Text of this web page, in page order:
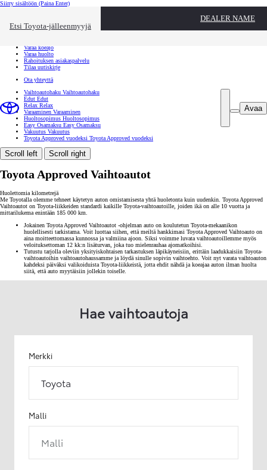
Siirry sisältöön (Paina Enter)
Etsi Toyota-jälleenmyyjä
DEALER NAME
Toyota palvelee Sulje
Varaa koeajo
Varaa huolto
Rahoituksen asiakaspalvelu
Tilaa uutiskirje
Ota yhteyttä
Avaa
Vaihtoautohaku Vaihtoautohaku
Edut Edut
Relax Relax
Varaaminen Varaaminen
Huoltosopimus Huoltosopimus
Easy Osamaksu Easy Osamaksu
Vakuutus Vakuutus
Toyota Approved vuodeksi Toyota Approved vuodeksi
Scroll left Scroll right
Toyota Approved Vaihtoautot
Huolettomia kilometrejä
Me Toyotalla olemme tehneet käytetyn auton omistamisesta yhtä huoletonta kuin uudenkin. Toyota Approved
Vaihtoautot on Toyota-liikkeiden standardi kaikille Toyota-vaihtoautoille, joiden ikä on alle 10 vuotta ja
mittarilukema enintään 185 000 km.
Jokainen Toyota Approved Vaihtoautot -ohjelman auto on koulutetun Toyota-mekaanikon
huolellisesti tarkistama. Voit luottaa siihen, että meiltä hankkimasi Toyota Approved Vaihtoauto on
aina moitteettomassa kunnossa ja valmiina ajoon. Siksi voimme luvata vaihtoautoillemme myös
veloituksettoman 12 kk:n lisäturvan, joka tuo mielenrauhaa ajomatkoihisi.
Tutustu tarjolla oleviin yksityiskohtaisen tarkastuksen läpikäyneisiin, erittäin laadukkaisiin Toyota-
vaihtoautoihin vaihtoautohaussamme ja löydä sinulle sopivin vaihtoehto. Voit nyt varata vaihtoauton
kahdeksi päiväksi valikoiduista Toyota-liikkeistä, jotta ehdit nähdä ja koeajaa auton ilman huolta
siitä, että auto myytäisiin jollekin toiselle.
Hae vaihtoautoja
Merkki
Toyota
Malli
Malli